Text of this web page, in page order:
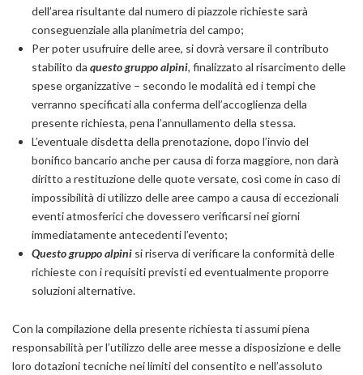
dell’area risultante dal numero di piazzole richieste sarà
conseguenziale alla planimetria del campo;
Per poter usufruire delle aree, si dovrà versare il contributo
stabilito da questo gruppo alpini, finalizzato al risarcimento delle
spese organizzative – secondo le modalità ed i tempi che
verranno specificati alla conferma dell’accoglienza della
presente richiesta, pena l’annullamento della stessa.
L’eventuale disdetta della prenotazione, dopo l’invio del
bonifico bancario anche per causa di forza maggiore, non darà
diritto a restituzione delle quote versate, così come in caso di
impossibilità di utilizzo delle aree campo a causa di eccezionali
eventi atmosferici che dovessero verificarsi nei giorni
immediatamente antecedenti l’evento;
Questo gruppo alpini si riserva di verificare la conformità delle
richieste con i requisiti previsti ed eventualmente proporre
soluzioni alternative.
Con la compilazione della presente richiesta ti assumi piena
responsabilità per l’utilizzo delle aree messe a disposizione e delle
loro dotazioni tecniche nei limiti del consentito e nell’assoluto